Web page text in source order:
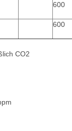
600
600
CO2